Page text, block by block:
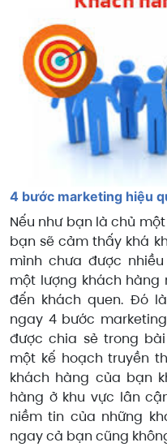
4 bước marketing hiệu
Nếu như bạn là chủ
bạn sẽ cảm thấy khá
mình chưa được
một lượng khách hàng
đến khách quen. Đó
ngay 4 bước
được chia sẻ trong
một kế hoạch truyền
khách hàng của bạn
hàng ở khu vực lân
niềm tin của những
ngay cả bạn cũng